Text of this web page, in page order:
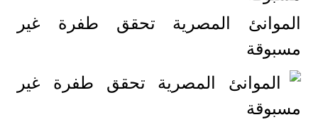
الموانئ المصرية تحقق طفرة غير
مسبوقة